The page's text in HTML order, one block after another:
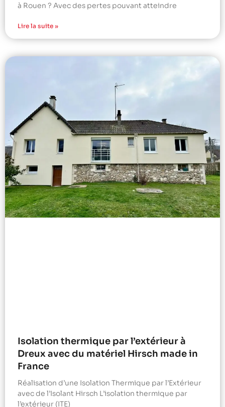
à Rouen ? Avec des pertes pouvant atteindre
Lire la suite »
Isolation thermique par l’extérieur à
Dreux avec du matériel Hirsch made in
France
Réalisation d’une Isolation Thermique par l’Extérieur
avec de l’Isolant Hirsch L’isolation thermique par
l’extérieur (ITE)